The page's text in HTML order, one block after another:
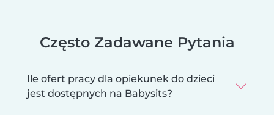
Często Zadawane Pytania
Ile ofert pracy dla opiekunek do dzieci
jest dostępnych na Babysits?